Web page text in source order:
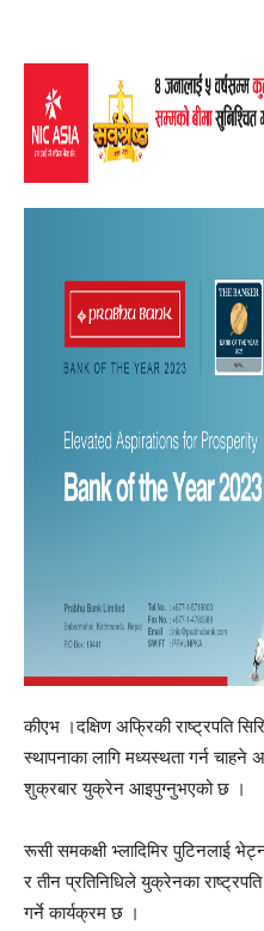
कीएभ ।दक्षिण अफ्रिकी राष्ट्रपति
स्थापनाका लागि मध्यस्थता गर्न
शुक्रबार युक्रेन आइपुग्नुभएको छ ।
रूसी समकक्षी भ्लादिमिर पुटिनलाई
र तीन प्रतिनिधिले युक्रेनका
गर्ने कार्यक्रम छ ।